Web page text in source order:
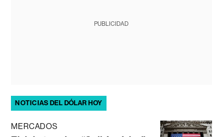
PUBLICIDAD
NOTICIAS DEL DÓLAR HOY
MERCADOS